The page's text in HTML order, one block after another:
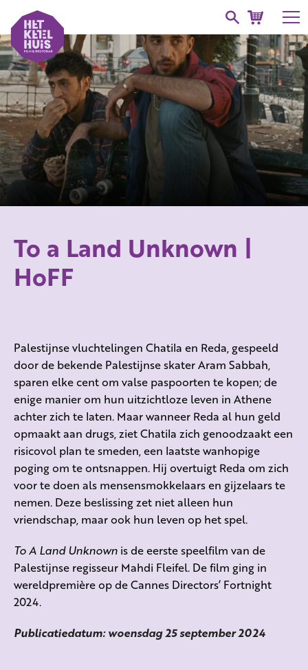
To a Land Unknown |
HoFF
Palestijnse vluchtelingen Chatila en Reda, gespeeld
door de bekende Palestijnse skater Aram Sabbah,
sparen elke cent om valse paspoorten te kopen; de
enige manier om hun uitzichtloze leven in Athene
achter zich te laten. Maar wanneer Reda al hun geld
opmaakt aan drugs, ziet Chatila zich genoodzaakt een
risicovol plan te smeden, een laatste wanhopige
poging om te ontsnappen. Hij overtuigt Reda om zich
voor te doen als mensensmokkelaars en gijzelaars te
nemen. Deze beslissing zet niet alleen hun
vriendschap, maar ook hun leven op het spel.
To A Land Unknown is de eerste speelfilm van de
Palestijnse regisseur Mahdi Fleifel. De film ging in
wereldpremière op de Cannes Directors’ Fortnight
2024.
Publicatiedatum: woensdag 25 september 2024